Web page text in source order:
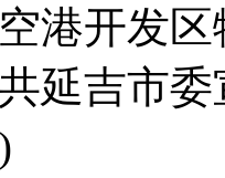
港开发
延吉市